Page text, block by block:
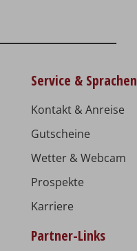
Service & Sprachen
Kontakt & Anreise
Gutscheine
Wetter & Webcam
Prospekte
Karriere
Partner-Links